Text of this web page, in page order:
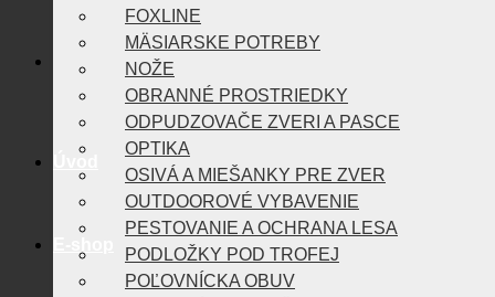
FOXLINE
MÄSIARSKE POTREBY
NOŽE
OBRANNÉ PROSTRIEDKY
ODPUDZOVAČE ZVERI A PASCE
OPTIKA
OSIVÁ A MIEŠANKY PRE ZVER
OUTDOOROVÉ VYBAVENIE
PESTOVANIE A OCHRANA LESA
PODLOŽKY POD TROFEJ
POĽOVNÍCKA OBUV